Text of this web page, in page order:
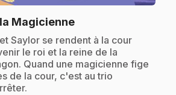
Magicienne.
Saylor se rendent à la cour
le roi et la reine de la
Quand une magicienne fige
de la cour, c'est au trio